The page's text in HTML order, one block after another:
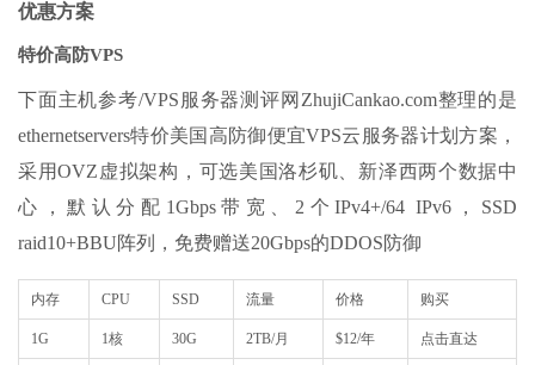
优惠方案
特价高防VPS
下面主机参考/VPS服务器测评网ZhujiCankao.com整理的是
ethernetservers特价美国高防御便宜VPS云服务器计划方案，
采用OVZ虚拟架构，可选美国洛杉矶、新泽西两个数据中
心，默认分配1Gbps带宽、2个IPv4+/64 IPv6，SSD
raid10+BBU阵列，免费赠送20Gbps的DDOS防御
内存 CPU SSD 流量 价格 购买
1G 1核 30G 2TB/月 $12/年 点击直达